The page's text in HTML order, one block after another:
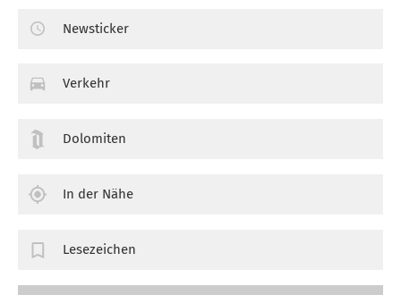
Newsticker
Verkehr
Dolomiten
In der Nähe
Lesezeichen